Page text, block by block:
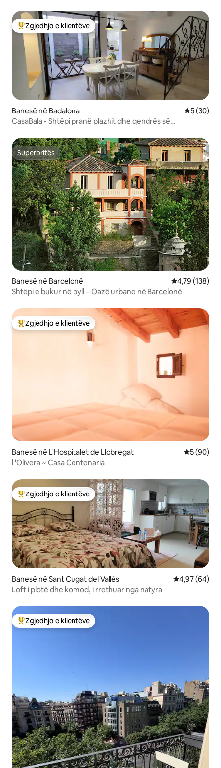
Më të mirat e zgjedhjeve të klientëve
Zgjedhja e klientëve
Banesë në Badalona Vlerësimi
5 (30)
CasaBala - Shtëpi pranë plazhit dhe qendrës së
Superpritës
Superpritës
Banesë në Barcelonë Vlerësimi
4,79 (138)
Shtëpi e bukur në pyll – Oazë urbane në Barcelonë
Më të mirat e zgjedhjeve të klientëve
Zgjedhja e klientëve
Banesë në L'Hospitalet de Llobregat Vlerësimi
5 (90)
l 'Olivera ~ Casa Centenaria
Më të mirat e zgjedhjeve të klientëve
Zgjedhja e klientëve
Banesë në Sant Cugat del Vallès Vlerësimi
4,97 (64)
Loft i plotë dhe komod, i rrethuar nga natyra
Më të mirat e zgjedhjeve të klientëve
Zgjedhja e klientëve